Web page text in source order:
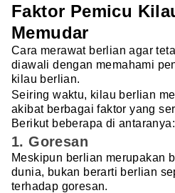
Faktor Pemicu
Memudar
Cara merawat berlian agar
diawali dengan memahami
kilau berlian.
Seiring waktu, kilau berlian
akibat berbagai faktor yang
Berikut beberapa di antaranya:
1. Goresan
Meskipun berlian merupakan
dunia, bukan berarti berlian
terhadap goresan.